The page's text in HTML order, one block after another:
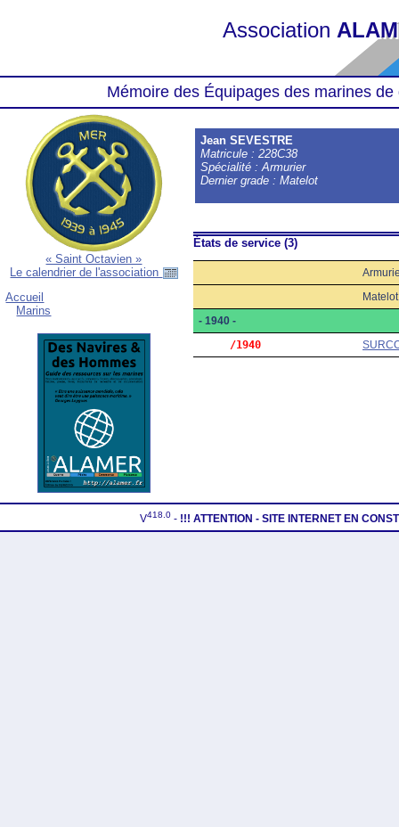
Association
Mémoire des Équipages des marines
« Saint Octavien »
Le calendrier de l'association
Accueil
Marins
Jean SEVESTRE
Matricule : 228C38
Spécialité : Armurier
Dernier grade : Matelot
États de service (3)
Matelot
- 1940 -
     /1940
V418.0 - !!! ATTENTION - SITE INTERNET EN